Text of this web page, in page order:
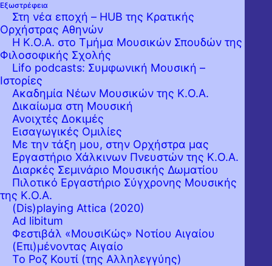
Εξωστρέφεια
Στη νέα εποχή – HUB της Κρατικής
Ορχήστρας Αθηνών
Η Κ.Ο.Α. στο Τμήμα Μουσικών Σπουδών της
Φιλοσοφικής Σχολής
Lifo podcasts: Συμφωνική Μουσική –
Ιστορίες
Ακαδημία Νέων Μουσικών της Κ.Ο.Α.
Δικαίωμα στη Μουσική
Ανοιχτές Δοκιμές
Εισαγωγικές Ομιλίες
Με την τάξη μου, στην Ορχήστρα μας
Εργαστήριo Χάλκινων Πνευστών της Κ.Ο.Α.
Διαρκές Σεμινάριο Μουσικής Δωματίου
Πιλοτικό Εργαστήριο Σύγχρονης Μουσικής
της Κ.Ο.Α.
(Dis)playing Attica (2020)
Ad libitum
Φεστιβάλ «ΜουσιΚώς» Νοτίου Αιγαίου
(Επι)μένοντας Αιγαίο
Το Ροζ Κουτί (της Αλληλεγγύης)